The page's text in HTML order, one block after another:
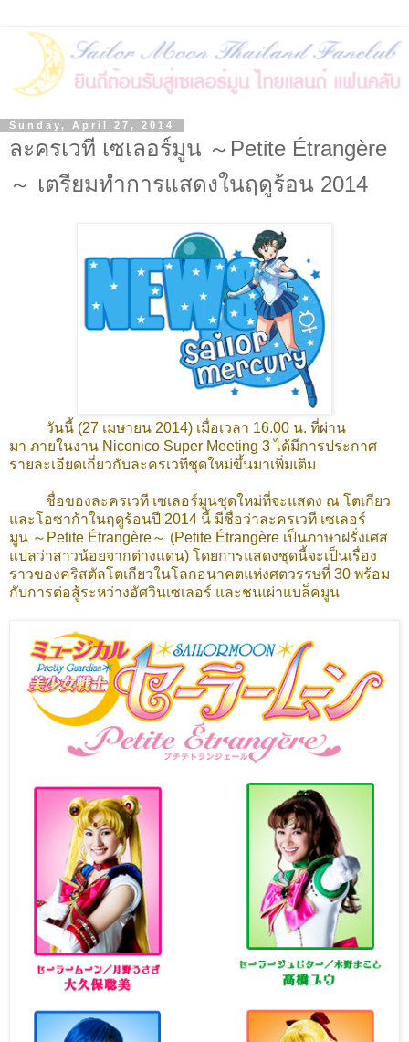
Sunday, April 27, 2014
ละครเวที เซเลอร์มูน ～Petite Étrangère
～ เตรียมทำการแสดงในฤดูร้อน 2014
วันนี้ (27 เมษายน 2014) เมื่อเวลา 16.00 น. ที่ผ่าน
มา ภายในงาน Niconico Super Meeting 3ได้มีการประกาศ
รายละเอียดเกี่ยวกับละครเวทีชุดใหม่ขึ้นมาเพิ่มเติม
ชื่อของละครเวที เซเลอร์มูนชุดใหม่ที่จะแสดง ณ โตเกียว
และโอซาก้าในฤดูร้อนปี 2014 นี้ มีชื่อว่าละครเวที เซเลอร์
มูน ～Petite Étrangère～ (Petite Étrangère เป็นภาษาฝรั่งเศส
แปลว่าสาวน้อยจากต่างแดน) โดยการแสดงชุดนี้จะเป็นเรื่อง
ราวของคริสตัลโตเกียวในโลกอนาคตแห่งศตวรรษที่ 30 พร้อม
กับการต่อสู้ระหว่างอัศวินเซเลอร์ และชนเผ่าแบล็คมูน